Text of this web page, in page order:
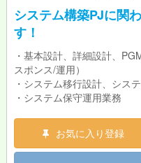
システム構築PJに関
す！
・基本設計、詳細設計、
スポンス/運用）
・システム移行設計、シス
・システム保守運用業務
お気に入り登録